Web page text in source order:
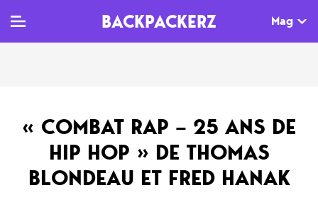
BACKPACKERZ Mag
Clips
Live
Documentaires
Dossiers
Tops
Interviews
Paris
Festivals
« COMBAT RAP – 25 ANS DE
HIP HOP » DE THOMAS
BLONDEAU ET FRED HANAK